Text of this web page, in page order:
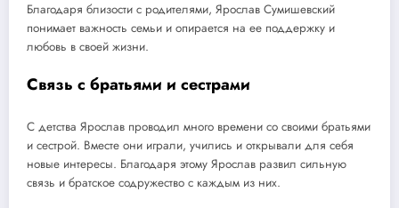
Благодаря близости с родителями, Ярослав Сумишевский
понимает важность семьи и опирается на ее поддержку и
любовь в своей жизни.
Связь с братьями и сестрами
С детства Ярослав проводил много времени со своими братьями
и сестрой. Вместе они играли, учились и открывали для себя
новые интересы. Благодаря этому Ярослав развил сильную
связь и братское содружество с каждым из них.